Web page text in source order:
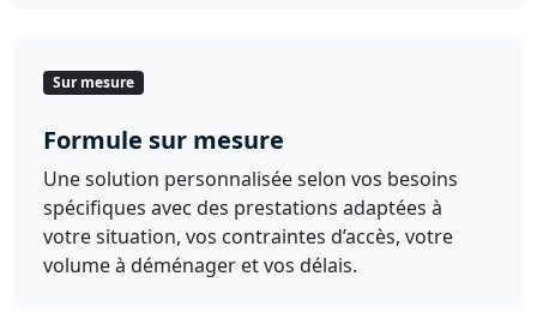
Sur mesure
Formule sur mesure
Une solution personnalisée selon vos besoins
spécifiques avec des prestations adaptées à
votre situation, vos contraintes d’accès, votre
volume à déménager et vos délais.